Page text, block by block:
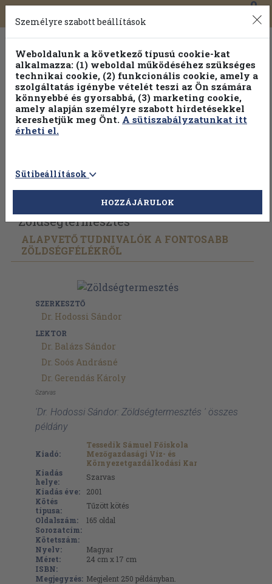
Toggle
navigation
0
Vissza az előző oldalra Válasszon példányt
Zöldségtermesztés
ALAPVETŐ TUDNIVALÓK A FONTOSABB
ZÖLDSÉGFÉLÉKRŐL
SZERKESZTŐ
Dr. Hodossi Sándor
LEKTOR
Dr. Balázs Sándor
Dr. Soós Andrásné
Dr. Gerendás Károly
Szarvas
'Dr. Hodossi Sándor: Zöldségtermesztés ' összes
példány
Kiadó:
Tessedik Sámuel Főiskola
Mezőgazdasági Víz- és
Környezetgazdálkodási Kar
Kiadás
helye:
Szarvas
Kiadás éve:
2001
Kötés
típusa:
Tűzött kötés
Oldalszám:
165 oldal
Sorozatcím:
Kötetszám:
Nyelv:
Magyar
Méret:
24 cm x 17 cm
ISBN:
Megjegyzés: Megjelent 250 példányban.
Személyre szabott beállítások
Weboldalunk a következő típusú cookie-kat
alkalmazza: (1) weboldal működéséhez szükséges
technikai cookie, (2) funkcionális cookie, amely a
szolgáltatás igénybe vételét teszi az Ön számára
könnyebbé és gyorsabbá, (3) marketing cookie,
amely alapján személyre szabott hirdetésekkel
kereshetjük meg Önt. A sütiszabályzatunkat itt
érheti el.
Sütibeállítások
HOZZÁJÁRULOK